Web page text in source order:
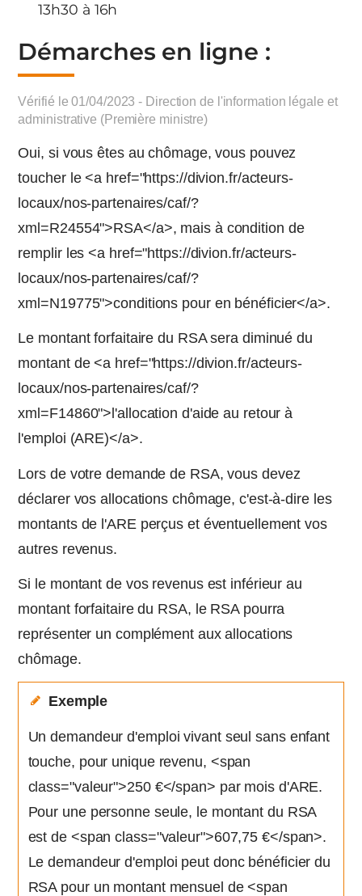
13h30 à 16h
Démarches en ligne :
Vérifié le 01/04/2023 - Direction de l'information légale et
administrative (Première ministre)
Oui, si vous êtes au chômage, vous pouvez
toucher le <a href="https://divion.fr/acteurs-
locaux/nos-partenaires/caf/?
xml=R24554">RSA</a>, mais à condition de
remplir les <a href="https://divion.fr/acteurs-
locaux/nos-partenaires/caf/?
xml=N19775">conditions pour en bénéficier</a>.
Le montant forfaitaire du RSA sera diminué du
montant de <a href="https://divion.fr/acteurs-
locaux/nos-partenaires/caf/?
xml=F14860">l'allocation d'aide au retour à
l'emploi (ARE)</a>.
Lors de votre demande de RSA, vous devez
déclarer vos allocations chômage, c'est-à-dire les
montants de l'ARE perçus et éventuellement vos
autres revenus.
Si le montant de vos revenus est inférieur au
montant forfaitaire du RSA, le RSA pourra
représenter un complément aux allocations
chômage.
Exemple
Un demandeur d'emploi vivant seul sans enfant
touche, pour unique revenu, <span
class="valeur">250 €</span> par mois d'ARE.
Pour une personne seule, le montant du RSA
est de <span class="valeur">607,75 €</span>.
Le demandeur d'emploi peut donc bénéficier du
RSA pour un montant mensuel de <span